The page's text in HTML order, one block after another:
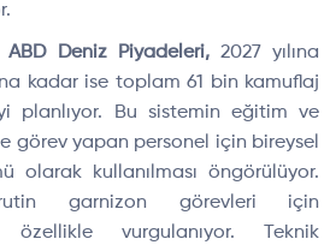
ABD Deniz Piyadeleri,2027 yılına
kadar ise toplam 61 bin kamuflaj
planlıyor. Bu sistemin eğitim ve
görev yapan personel için bireysel
olarak kullanılması öngörülüyor.
garnizon görevleri için
özellikle vurgulanıyor. Teknik